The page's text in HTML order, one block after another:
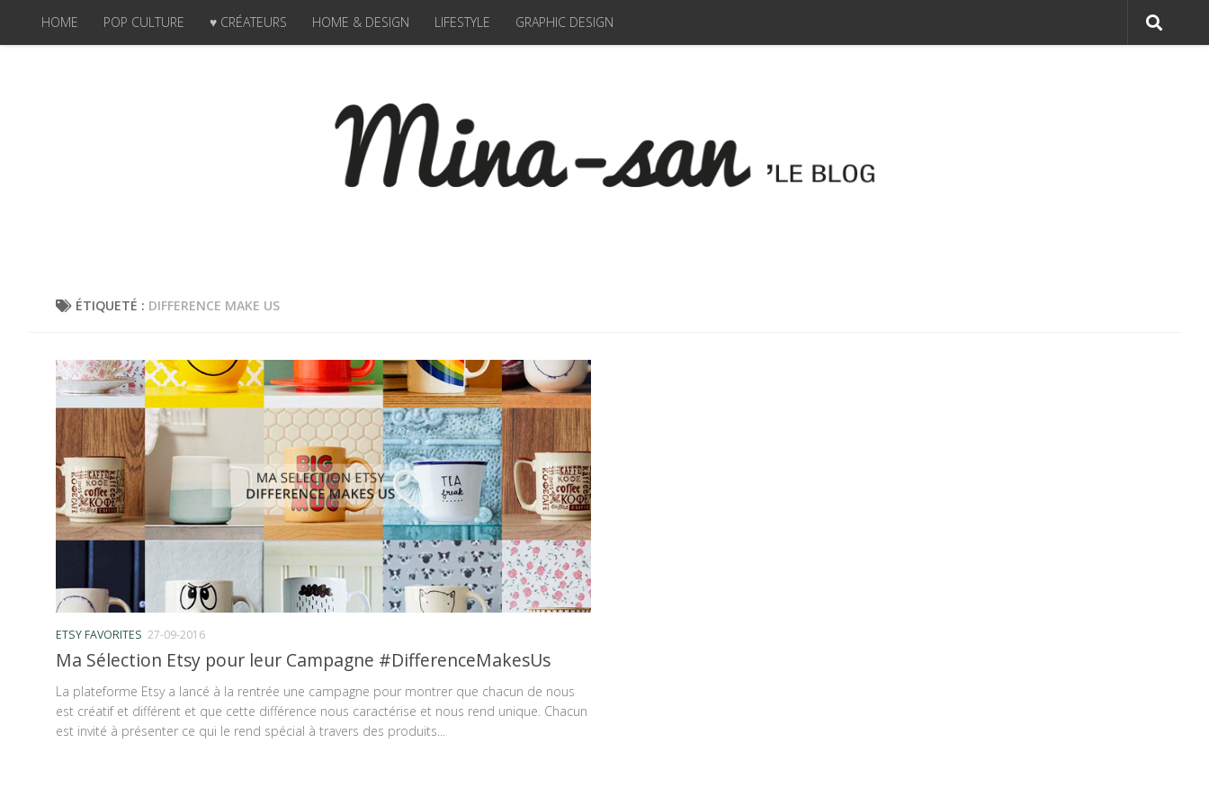
Skip to content
HOME POP CULTURE ♥ CRÉATEURS HOME & DESIGN LIFESTYLE GRAPHIC DESIGN
ÉTIQUETÉ : DIFFERENCE MAKE US
ETSY FAVORITES 27-09-2016
Ma Sélection Etsy pour leur Campagne #DifferenceMakesUs
La plateforme Etsy a lancé à la rentrée une campagne pour montrer que chacun de nous
est créatif et différent et que cette différence nous caractérise et nous rend unique. Chacun
est invité à présenter ce qui le rend spécial à travers des produits...